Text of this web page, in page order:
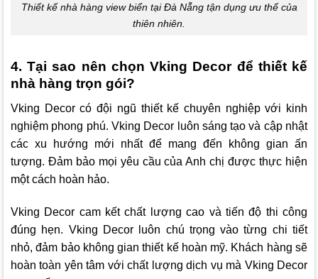
Thiết kế nhà hàng view biển tại Đà Nẵng tận dụng ưu thế của
thiên nhiên.
4. Tại sao nên chọn Vking Decor để thiết kế
nhà hàng trọn gói?
Vking Decorcó đội ngũ thiết kế chuyên nghiệp với kinh
nghiệm phong phú. Vking Decor luôn sáng tạo và cập nhật
các xu hướng mới nhất để mang đến không gian ấn
tượng. Đảm bảo mọi yêu cầu của Anh chị được thực hiện
một cách hoàn hảo.
Vking Decor cam kết chất lượng cao và tiến độ thi công
đúng hẹn. Vking Decorluôn chú trọng vào từng chi tiết
nhỏ, đảm bảo không gian thiết kế hoàn mỹ. Khách hàng sẽ
hoàn toàn yên tâm với chất lượng dịch vụ mà Vking Decor